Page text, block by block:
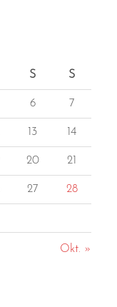
S S
6 7
13 14
20 21
27 28
Okt. »